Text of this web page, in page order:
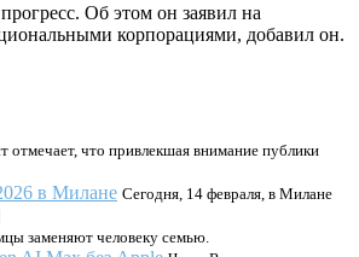
Об этом он заявил на
корпорациями, добавил он.
отмечает, что привлекшая внимание публики
в Милане Сегодня, 14 февраля, в Милане
заменяют человеку семью.